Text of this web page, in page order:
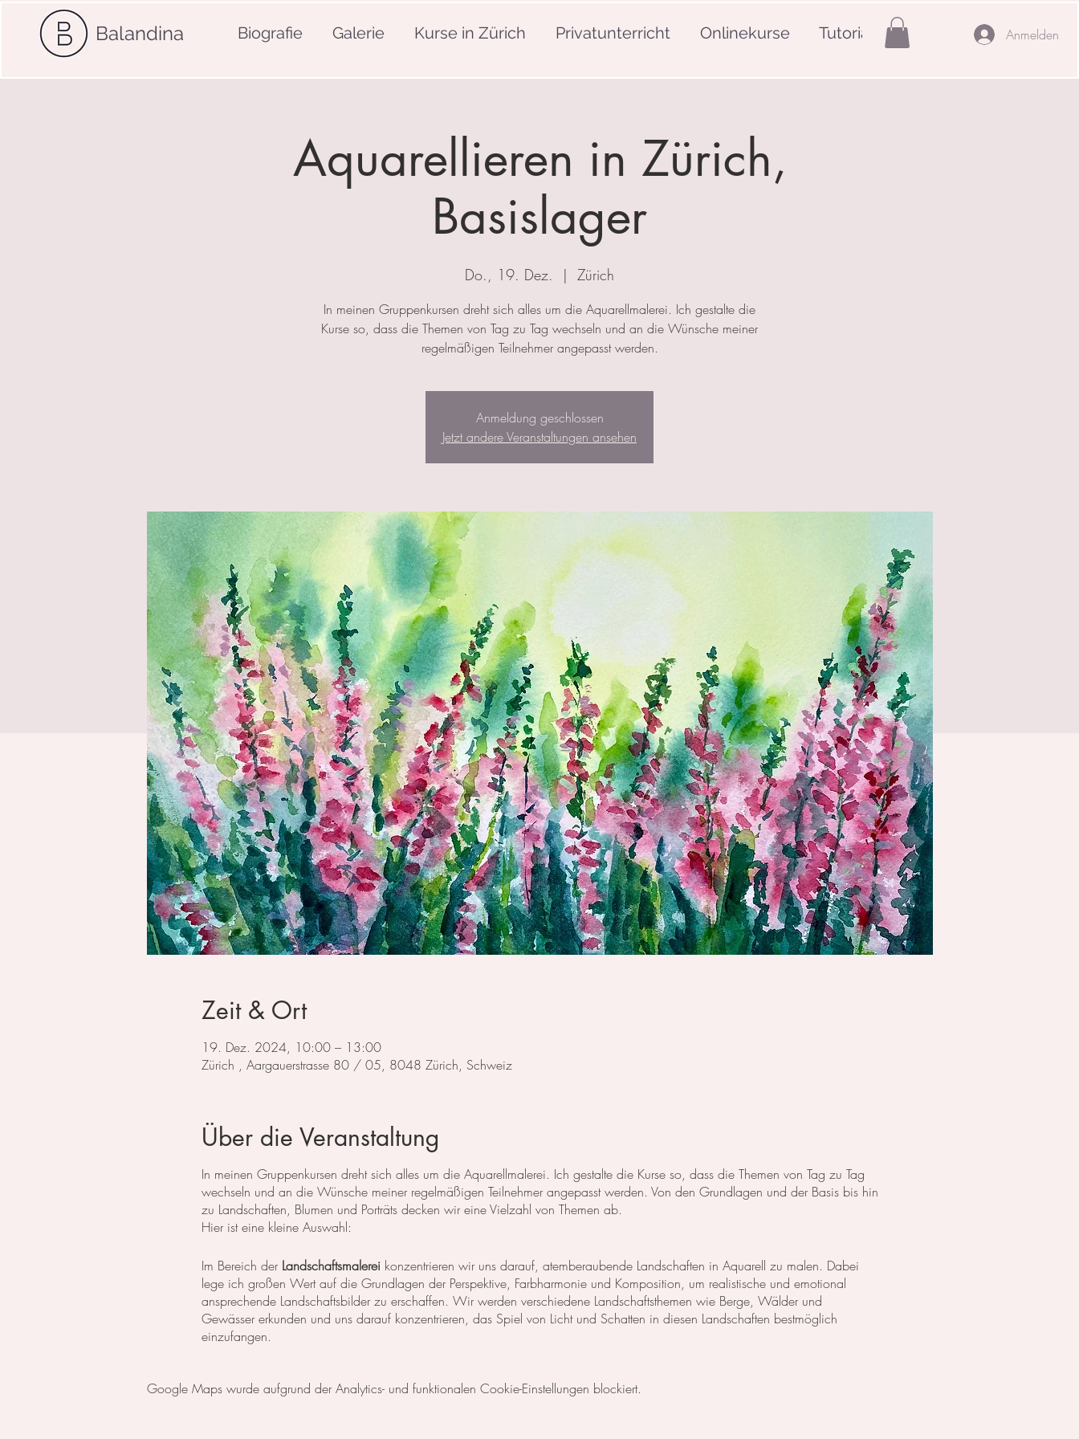
Balandina Biografie Galerie Kurse in Zürich Privatunterricht Onlinekurse Tutorials Anmelden
Aquarellieren in Zürich,
Basislager
Do., 19. Dez.
  |
Zürich
In meinen Gruppenkursen dreht sich alles um die Aquarellmalerei. Ich gestalte die
Kurse so, dass die Themen von Tag zu Tag wechseln und an die Wünsche meiner
regelmäßigen Teilnehmer angepasst werden.
Anmeldung geschlossen
Jetzt andere Veranstaltungen ansehen
Zeit & Ort
19. Dez. 2024, 10:00 – 13:00
Zürich , Aargauerstrasse 80 / 05, 8048 Zürich, Schweiz
Über die Veranstaltung
In meinen Gruppenkursen dreht sich alles um die Aquarellmalerei. Ich gestalte die Kurse so, dass die Themen von Tag zu Tag
wechseln und an die Wünsche meiner regelmäßigen Teilnehmer angepasst werden. Von den Grundlagen und der Basis bis hin
zu Landschaften, Blumen und Porträts decken wir eine Vielzahl von Themen ab.
Hier ist eine kleine Auswahl:
Im Bereich der Landschaftsmalereikonzentrieren wir uns darauf, atemberaubende Landschaften in Aquarell zu malen. Dabei
lege ich großen Wert auf die Grundlagen der Perspektive, Farbharmonie und Komposition, um realistische und emotional
ansprechende Landschaftsbilder zu erschaffen. Wir werden verschiedene Landschaftsthemen wie Berge, Wälder und
Gewässer erkunden und uns darauf konzentrieren, das Spiel von Licht und Schatten in diesen Landschaften bestmöglich
einzufangen.
erlernen die notwendigen Techniken, um die Details der Blüten und Blätter so realistisch wie möglich darzustellen. Außerdem
Google Maps wurde aufgrund der Analytics- und funktionalen Cookie-Einstellungen blockiert.